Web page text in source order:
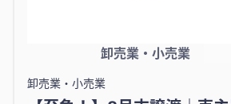
卸売業・小売業
卸売業・小売業